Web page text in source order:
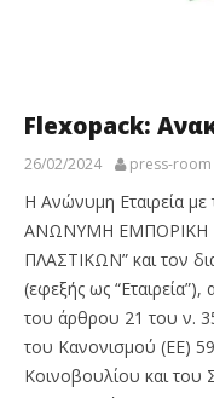
Flexopack:
26/02/2024 press-room
Η Ανώνυμη Εταιρεία με
ΑΝΩΝΥΜΗ ΕΜΠΟΡΙΚΗ
ΠΛΑΣΤΙΚΩΝ” και τον
(εφεξής ως
του άρθρου 21 του ν.
του Κανονισμού (ΕΕ)
Κοινοβουλίου και του